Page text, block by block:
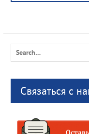
Search
for:
Связаться с